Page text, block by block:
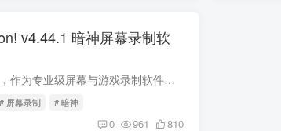
v4.44.1 暗神屏幕录制软
软件介绍： Mirillis Action! ，作为专业级屏幕与游戏录制软件，堪称录屏领域 “神器” 之一 。凭借三大硬件加速技术，可高质量直播、实时录制桌面，输出 4K/1080P HDR 超清画质，支持 60fps 帧...
# 屏幕录制 # 暗神
0 961 810